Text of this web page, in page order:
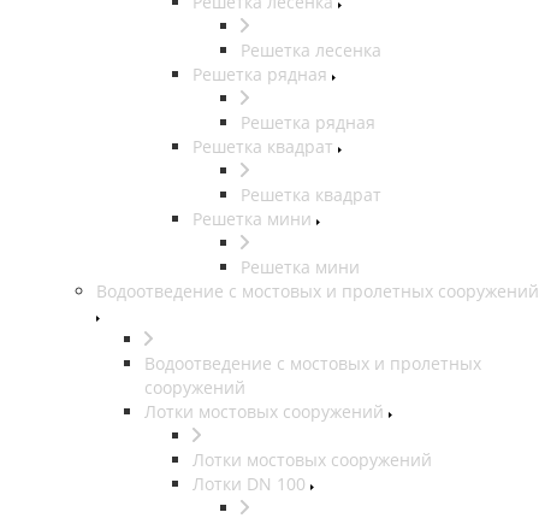
Решетка лесенка
Решетка рядная
Решетка рядная
Решетка квадрат
Решетка квадрат
Решетка мини
Решетка мини
Водоотведение с мостовых и пролетных сооружений
Водоотведение с мостовых и пролетных
сооружений
Лотки мостовых сооружений
Лотки мостовых сооружений
Лотки DN 100